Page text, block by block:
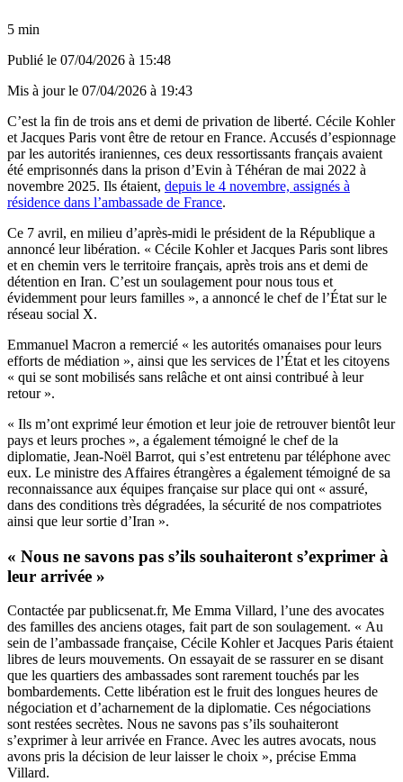
5 min
Publié le 07/04/2026 à 15:48
Mis à jour le 07/04/2026 à 19:43
C’est la fin de trois ans et demi de privation de liberté. Cécile Kohler
et Jacques Paris vont être de retour en France. Accusés d’espionnage
par les autorités iraniennes, ces deux ressortissants français avaient
été emprisonnés dans la prison d’Evin à Téhéran de mai 2022 à
novembre 2025. Ils étaient, depuis le 4 novembre, assignés à
résidence dans l’ambassade de France.
Ce 7 avril, en milieu d’après-midi le président de la République a
annoncé leur libération. « Cécile Kohler et Jacques Paris sont libres
et en chemin vers le territoire français, après trois ans et demi de
détention en Iran. C’est un soulagement pour nous tous et
évidemment pour leurs familles », a annoncé le chef de l’État sur le
réseau social X.
Emmanuel Macron a remercié « les autorités omanaises pour leurs
efforts de médiation », ainsi que les services de l’État et les citoyens
« qui se sont mobilisés sans relâche et ont ainsi contribué à leur
retour ».
« Ils m’ont exprimé leur émotion et leur joie de retrouver bientôt leur
pays et leurs proches », a également témoigné le chef de la
diplomatie, Jean-Noël Barrot, qui s’est entretenu par téléphone avec
eux. Le ministre des Affaires étrangères a également témoigné de sa
reconnaissance aux équipes française sur place qui ont « assuré,
dans des conditions très dégradées, la sécurité de nos compatriotes
ainsi que leur sortie d’Iran ».
« Nous ne savons pas s’ils souhaiteront s’exprimer à
leur arrivée »
Contactée par publicsenat.fr, Me Emma Villard, l’une des avocates
des familles des anciens otages, fait part de son soulagement. « Au
sein de l’ambassade française, Cécile Kohler et Jacques Paris étaient
libres de leurs mouvements. On essayait de se rassurer en se disant
que les quartiers des ambassades sont rarement touchés par les
bombardements. Cette libération est le fruit des longues heures de
négociation et d’acharnement de la diplomatie. Ces négociations
sont restées secrètes. Nous ne savons pas s’ils souhaiteront
s’exprimer à leur arrivée en France. Avec les autres avocats, nous
avons pris la décision de leur laisser le choix », précise Emma
Villard.